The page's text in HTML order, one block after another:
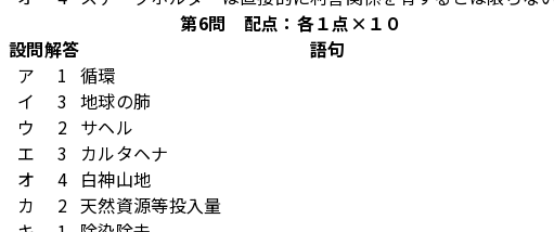
第6問 配点：各１点×１０
設問解答
語句
ア
1 循環
イ
3 地球の肺
ウ
2 サヘル
エ
3
カルタヘナ
オ
4 白神山地
カ
2 天然資源等投入量